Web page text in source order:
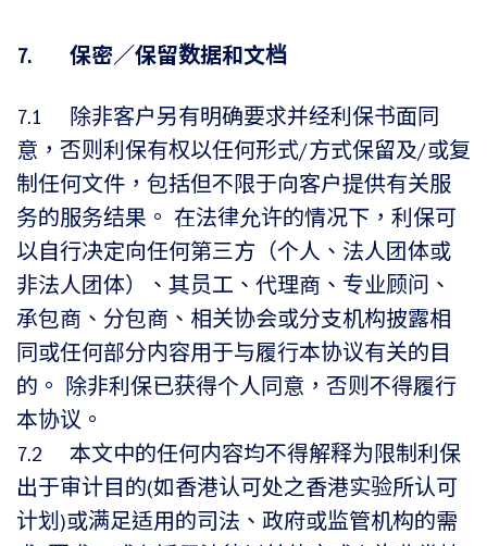
7. 保密／保留数据和文档
7.1 除非客户另有明确要求并经利保书面同
意，否则利保有权以任何形式/方式保留及/或复
制任何文件，包括但不限于向客户提供有关服
务的服务结果。 在法律允许的情况下，利保可
以自行决定向任何第三方（个人、法人团体或
非法人团体）、其员工、代理商、专业顾问、
承包商、分包商、相关协会或分支机构披露相
同或任何部分内容用于与履行本协议有关的目
的。 除非利保已获得个人同意，否则不得履行
本协议。
7.2 本文中的任何内容均不得解释为限制利保
出于审计目的(如香港认可处之香港实验所认可
计划)或满足适用的司法、政府或监管机构的需